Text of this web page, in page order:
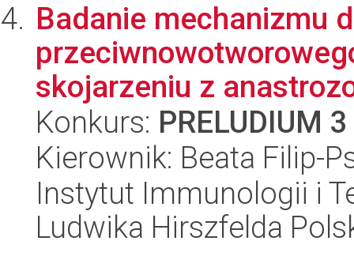
Badanie mechanizmu
skojarzeniu z
Konkurs: PRELUDIUM 3
Kierownik: Beata Filip-
Instytut Immunologii i
Ludwika Hirszfelda